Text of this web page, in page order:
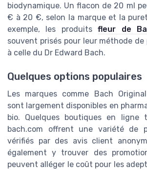
biodynamique. Un flacon de 20 ml
€ à 20 €, selon la marque et la
exemple, les produitsfleur de
souvent prisés pour leur méthode
à celle du Dr Edward Bach.
Quelques options populaires
Les marques comme Bach
sont largement disponibles en
bio. Quelques boutiques en ligne
bach.com offrent une variété de
vérifiés par des avis client
également y trouver des
peuvent alléger le coût pour les